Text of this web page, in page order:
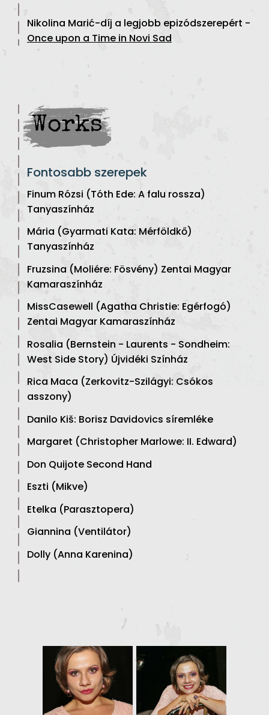
Nikolina Marić-díj a legjobb epizódszerepért -
Once upon a Time in Novi Sad
Works
Fontosabb szerepek
Finum Rózsi (Tóth Ede: A falu rossza)
Tanyaszínház
Mária (Gyarmati Kata: Mérföldkő)
Tanyaszínház
Fruzsina (Moliére: Fösvény) Zentai Magyar
Kamaraszínház
MissCasewell (Agatha Christie: Egérfogó)
Zentai Magyar Kamaraszínház
Rosalia (Bernstein - Laurents - Sondheim:
West Side Story) Újvidéki Színház
Rica Maca (Zerkovitz-Szilágyi: Csókos
asszony)
Danilo Kiš: Borisz Davidovics síremléke
Margaret (Christopher Marlowe: II. Edward)
Don Quijote Second Hand
Eszti (Mikve)
Etelka (Parasztopera)
Giannina (Ventilátor)
Dolly (Anna Karenina)